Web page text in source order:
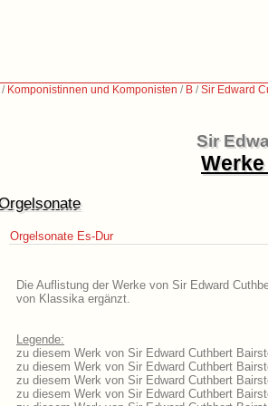
/ Komponistinnen und Komponisten / B /Sir Edward
Sir
Orgelsonate Es-Dur
Die Auflistung der Werke von Sir Edward
von Klassika ergänzt.
Legende:
zu diesem Werk von Sir Edward Cuthbert
zu diesem Werk von Sir Edward Cuthbert
zu diesem Werk von Sir Edward Cuthbert
zu diesem Werk von Sir Edward Cuthbert